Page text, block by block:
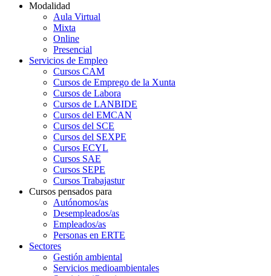
Modalidad
Aula Virtual
Mixta
Online
Presencial
Servicios de Empleo
Cursos CAM
Cursos de Emprego de la Xunta
Cursos de Labora
Cursos de LANBIDE
Cursos del EMCAN
Cursos del SCE
Cursos del SEXPE
Cursos ECYL
Cursos SAE
Cursos SEPE
Cursos Trabajastur
Cursos pensados para
Autónomos/as
Desempleados/as
Empleados/as
Personas en ERTE
Sectores
Gestión ambiental
Servicios medioambientales